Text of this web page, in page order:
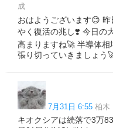
成
おはようございます😊
やく復活の兆し❣️ 今日の
高まりますね🚀 半導体
張り切っていきましょう
7月31日 6:55 柏木
キオクシアは続落で3万